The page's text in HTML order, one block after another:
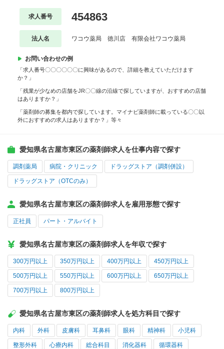
求人番号 454863
法人名 ワコウ薬局 徳川店 有限会社ワコウ薬局
お問い合わせの例
「求人番号〇〇〇〇〇〇に興味があるので、詳細を教えていただけます
か？」
「残業が少なめの店舗をJR〇〇線の沿線で探していますが、おすすめの店舗
はありますか？」
「薬剤師の募集を都内で探しています。マイナビ薬剤師に載っている〇〇以
外におすすめの求人はありますか？」等々
愛知県名古屋市東区の薬剤師求人を仕事内容で探す
調剤薬局 病院・クリニック ドラッグストア（調剤併設）
ドラッグストア（OTCのみ）
愛知県名古屋市東区の薬剤師求人を雇用形態で探す
正社員 パート・アルバイト
愛知県名古屋市東区の薬剤師求人を年収で探す
300万円以上 350万円以上 400万円以上 450万円以上
500万円以上 550万円以上 600万円以上 650万円以上
700万円以上 800万円以上
愛知県名古屋市東区の薬剤師求人を処方科目で探す
内科 外科 皮膚科 耳鼻科 眼科 精神科 小児科
整形外科 心療内科 総合科目 消化器科 循環器科